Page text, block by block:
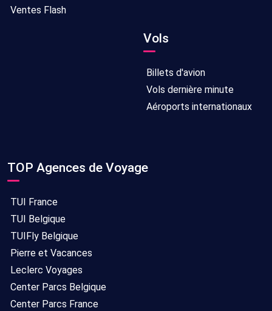
Ventes Flash
Vols
Billets d'avion
Vols dernière minute
Aéroports internationaux
TOP Agences de Voyage
TUI France
TUI Belgique
TUIFly Belgique
Pierre et Vacances
Leclerc Voyages
Center Parcs Belgique
Center Parcs France